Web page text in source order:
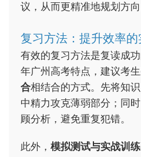
议，从而更精准地规划方向
复习方法：提升效率的
有效的复习方法是复读成
年广州高考特点，建议考
合相结合的方式。先将知
中精力攻克薄弱部分；同
顾分析，避免重复犯错。
此外， 模拟测试与实战训练